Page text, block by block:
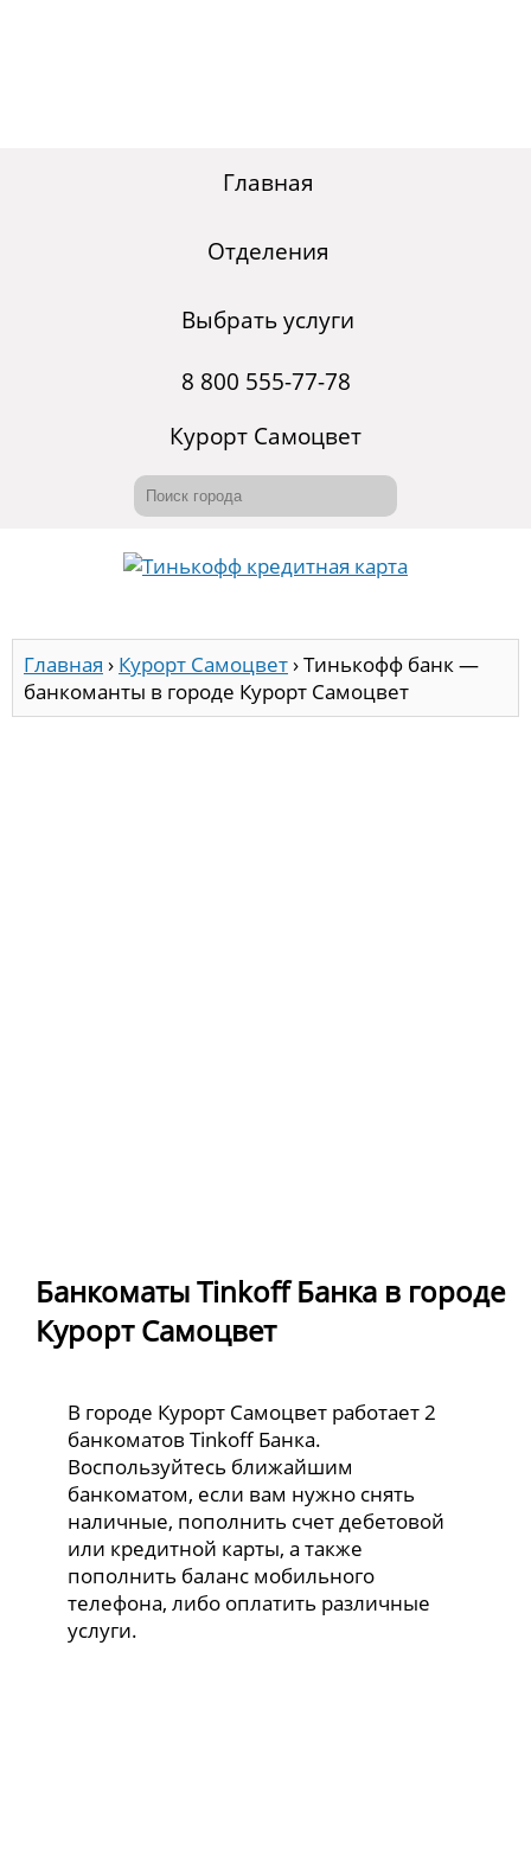
Главная
Отделения
Выбрать услуги
8 800 555-77-78
Курорт Самоцвет
Главная › Курорт Самоцвет›Тинькофф банк —
банкоманты в городе Курорт Самоцвет
Банкоматы Tinkoff Банка в городе
Курорт Самоцвет
В городе Курорт Самоцвет работает 2
банкоматов Tinkoff Банка.
Воспользуйтесь ближайшим
банкоматом, если вам нужно снять
наличные, пополнить счет дебетовой
или кредитной карты, а также
пополнить баланс мобильного
телефона, либо оплатить различные
услуги.